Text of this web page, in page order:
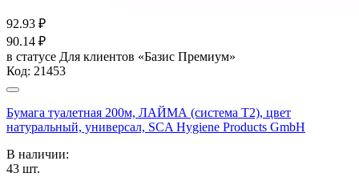
92.93 ₽
90.14 ₽
в статусе Для клиентов «Базис Премиум»
Код: 21453
Бумага туалетная 200м, ЛАЙМА (система Т2), цвет
натуральный, универсал, SCA Hygiene Products GmbH
В наличии:
43 шт.